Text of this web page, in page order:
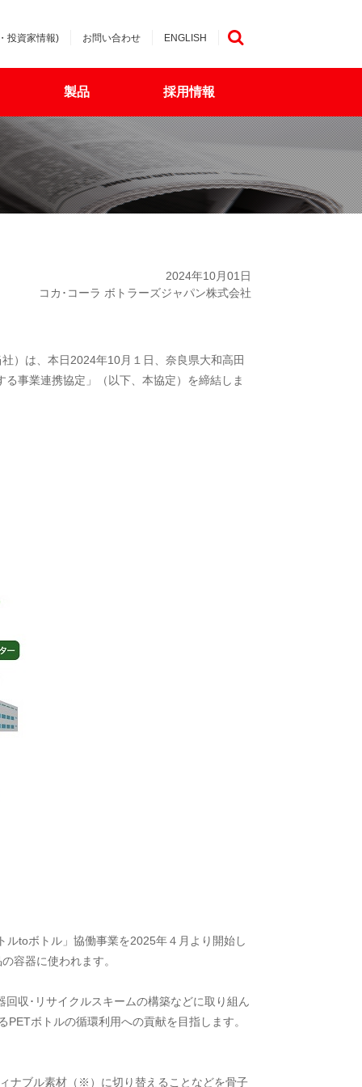
投資家情報) お問い合わせ ENGLISH
製品 採用情報
2024年10月01日
コカ･コーラ ボトラーズジャパン株式会社
）は、本日2024年10月１日、奈良県大和高田
事業連携協定」（以下、本協定）を締結しま
toボトル」協働事業を2025年４月より開始し
容器に使われます。
収･リサイクルスキームの構築などに取り組ん
ボトルの循環利用への貢献を目指します。
ナブル素材（※）に切り替えることなどを骨子